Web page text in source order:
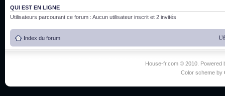
QUI EST EN LIGNE
Utilisateurs parcourant ce forum : Aucun utilisateur inscrit et 2 invités
Index du forum
House-fr.com © 2010. Powered
Color scheme by